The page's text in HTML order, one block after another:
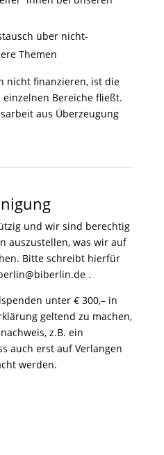
über nicht-
Themen
nicht finanzieren, ist die
Bereiche fließt.
aus Überzeugung
und wir sind berechtig
auszustellen, was wir auf
Bitte schreibt hierfür
.
unter € 300,– in
geltend zu machen,
z.B. ein
auch erst auf Verlangen
werden.